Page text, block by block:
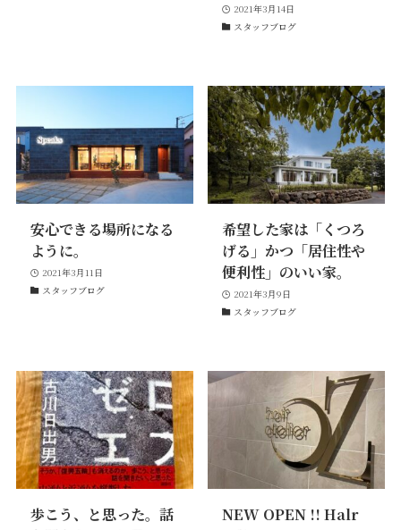
リフォーム
オーダー家具
Contact
来場予約
カタログ請求
ご紹介キャンペーン
プライバシーポリシー サイトマップ｜ トップページ
©speaks-test.
2021年3月14日
スタッフブログ
安心できる場所になる
ように。
2021年3月11日
スタッフブログ
希望した家は「くつろ
げる」かつ「居住性や
便利性」のいい家。
2021年3月9日
スタッフブログ
歩こう、と思った。話
NEW OPEN !! Halr